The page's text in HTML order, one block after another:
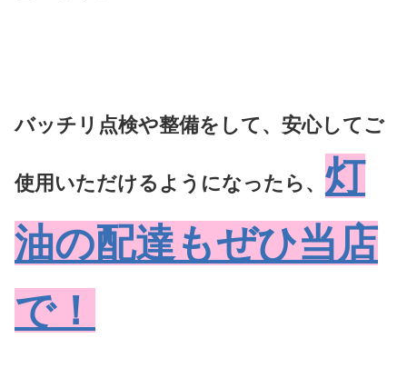
バッチリ点検や整備をして、安心してご
使用いただけるようになったら、 灯
油の配達もぜひ当店
で！